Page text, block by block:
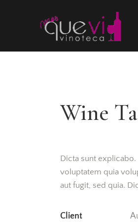
Wine
Dicta sunt
voluptatem quia
aut fugit, sed quia.
Client